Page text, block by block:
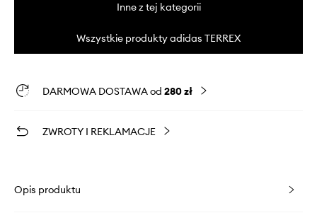
Inne z tej kategorii
Wszystkie produkty adidas TERREX
DARMOWA DOSTAWA od 280 zł
ZWROTY I REKLAMACJE
Opis produktu